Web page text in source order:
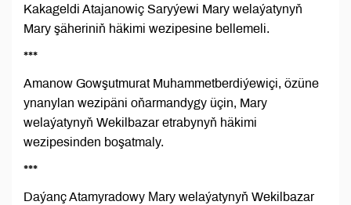
Kakageldi Atajanowiç Saryýewi Mary welaýatynyň
Mary şäheriniň häkimi wezipesine bellemeli.
***
Amanow Gowşutmurat Muhammetberdiýewiçi, özüne
ynanylan wezipäni oňarmandygy üçin, Mary
welaýatynyň Wekilbazar etrabynyň häkimi
wezipesinden boşatmaly.
***
Daýanç Atamyradowy Маrу welaýatynyň Wekilbazar